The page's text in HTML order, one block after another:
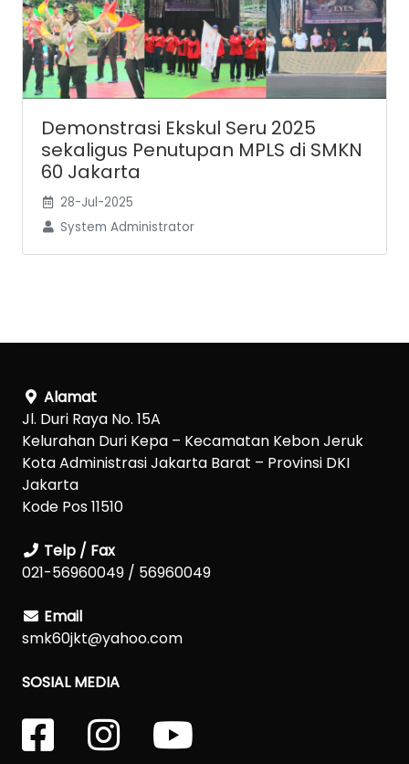
Demonstrasi Ekskul Seru 2025
sekaligus Penutupan MPLS di SMKN
60 Jakarta
28-Jul-2025
System Administrator
Alamat
Jl. Duri Raya No. 15A
Kelurahan Duri Kepa – Kecamatan Kebon Jeruk
Kota Administrasi Jakarta Barat – Provinsi DKI
Jakarta
Kode Pos 11510
Telp / Fax
021-56960049 / 56960049
Email
smk60jkt@yahoo.com
SOSIAL MEDIA